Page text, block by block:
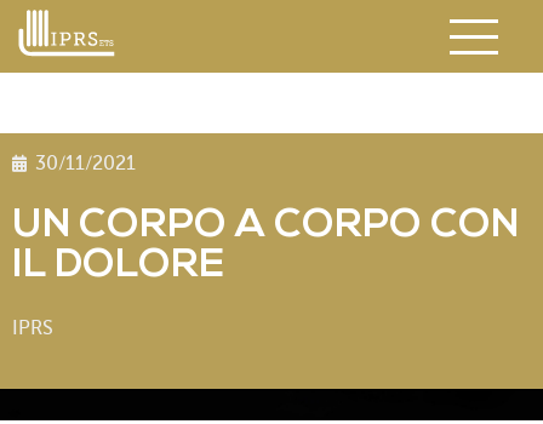
30/11/2021
UN CORPO A CORPO CON
IL DOLORE
IPRS